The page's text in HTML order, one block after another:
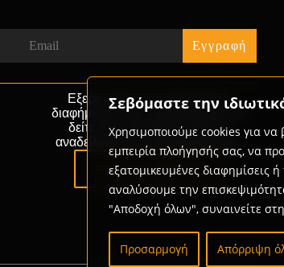
Σεβόμαστε την
Χρησιμοποιούμε cookies για να
εμπειρία πλοήγησής σας, να
εξατομικευμένες διαφημίσεις
αναλύσουμε την
"Αποδοχή όλων", συναινείτε
Προσαρμογή Απόρριψη
Εξερευνήστε τις δυνατότητες
διαφήμισης που προσφέρουμε και
δείτε πώς μπορούμε μαζί να
αναδείξουμε την επιχείρησή σας.
Partner with us